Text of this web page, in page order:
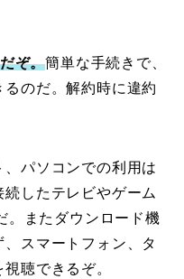
ぞ。簡単な手続きで、
のだ。解約時に違約
パソコンでの利用は
したテレビやゲーム
。またダウンロード機
スマートフォン、タ
聴できるぞ。